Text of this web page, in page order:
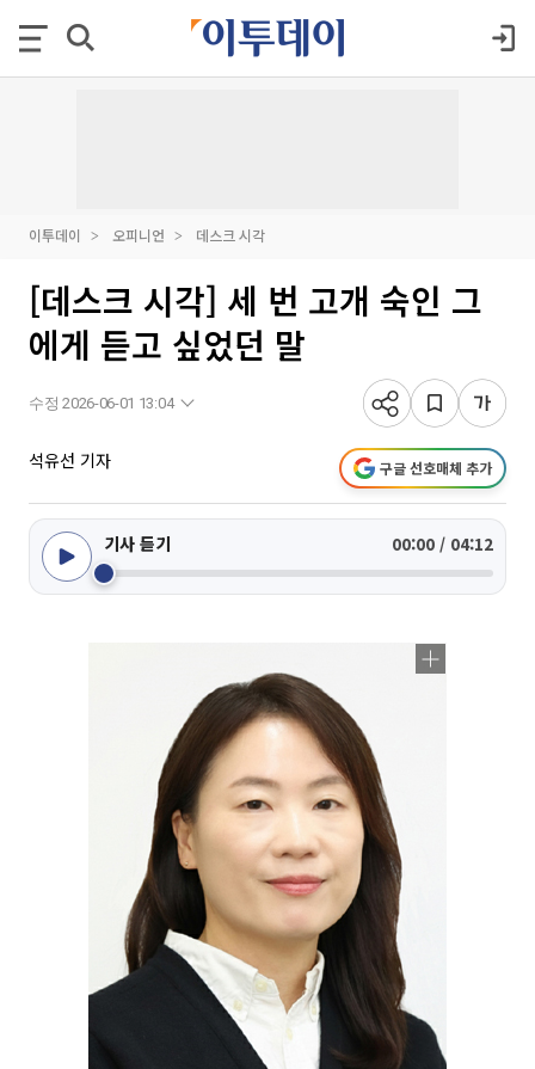
이투데이 오피니언 데스크 시각
[데스크 시각] 세 번 고개 숙인 그
에게 듣고 싶었던 말
수정 2026-06-01 13:04
석유선 기자 구글 선호매체 추가
기사 듣기 00:00 / 04:12